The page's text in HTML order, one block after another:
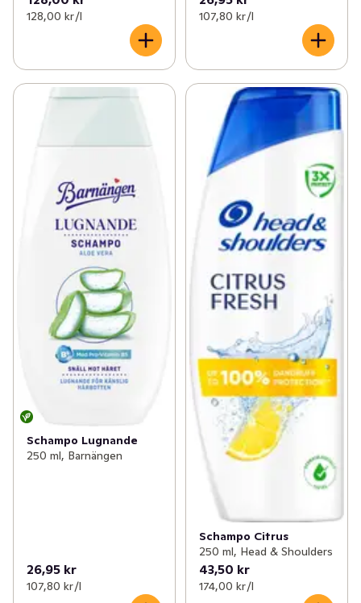
128,00 kr /l 107,80 kr /l
Schampo Lugnande
250 ml, Barnängen
26,95 kr
107,80 kr /l
Schampo Citrus
250 ml, Head & Shoulders
43,50 kr
174,00 kr /l